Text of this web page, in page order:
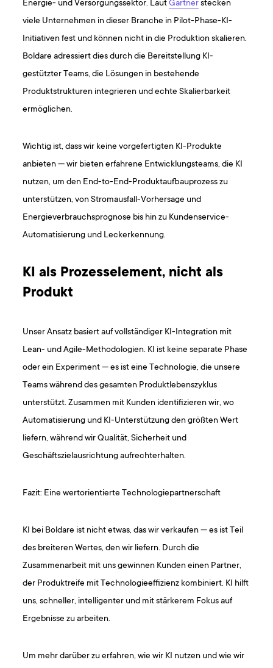
Energie- und Versorgungssektor. LautGartnerstecken
viele Unternehmen in dieser Branche in Pilot-Phase-KI-
Initiativen fest und können nicht in die Produktion skalieren.
Boldare adressiert dies durch die Bereitstellung KI-
gestützter Teams, die Lösungen in bestehende
Produktstrukturen integrieren und echte Skalierbarkeit
ermöglichen.
Wichtig ist, dass wir keine vorgefertigten KI-Produkte
anbieten — wir bieten erfahrene Entwicklungsteams, die KI
nutzen, um den End-to-End-Produktaufbauprozess zu
unterstützen, von Stromausfall-Vorhersage und
Energieverbrauchsprognose bis hin zu Kundenservice-
Automatisierung und Leckerkennung.
KI als Prozesselement, nicht als
Produkt
Unser Ansatz basiert auf vollständiger KI-Integration mit
Lean- und Agile-Methodologien. KI ist keine separate Phase
oder ein Experiment — es ist eine Technologie, die unsere
Teams während des gesamten Produktlebenszyklus
unterstützt. Zusammen mit Kunden identifizieren wir, wo
Automatisierung und KI-Unterstützung den größten Wert
liefern, während wir Qualität, Sicherheit und
Geschäftszielausrichtung aufrechterhalten.
Fazit: Eine wertorientierte Technologiepartnerschaft
KI bei Boldare ist nicht etwas, das wir verkaufen — es ist Teil
des breiteren Wertes, den wir liefern. Durch die
Zusammenarbeit mit uns gewinnen Kunden einen Partner,
der Produktreife mit Technologieeffizienz kombiniert. KI hilft
uns, schneller, intelligenter und mit stärkerem Fokus auf
Ergebnisse zu arbeiten.
Um mehr darüber zu erfahren, wie wir KI nutzen und wie wir